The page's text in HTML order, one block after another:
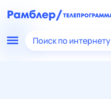
Поиск по интернету